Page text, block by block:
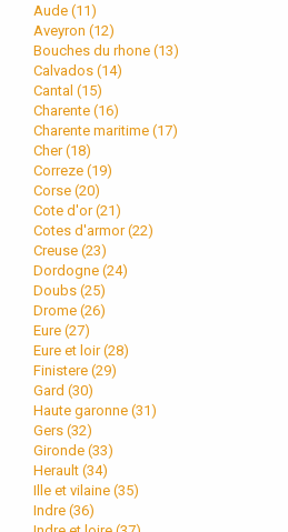
Aude (11)
Aveyron (12)
Bouches du rhone (13)
Calvados (14)
Cantal (15)
Charente (16)
Charente maritime (17)
Cher (18)
Correze (19)
Corse (20)
Cote d'or (21)
Cotes d'armor (22)
Creuse (23)
Dordogne (24)
Doubs (25)
Drome (26)
Eure (27)
Eure et loir (28)
Finistere (29)
Gard (30)
Haute garonne (31)
Gers (32)
Gironde (33)
Herault (34)
Ille et vilaine (35)
Indre (36)